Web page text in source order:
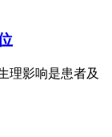
理影响是患者及